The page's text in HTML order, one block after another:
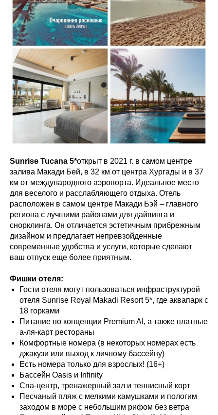
Sunrise Tucana 5*открыт в 2021 г. в самом центре
залива Макади Бей, в 32 км от центра Хургады и в 37
км от международного аэропорта. Идеальное место
для веселого и расслабляющего отдыха. Отель
расположен в самом центре Макади Бэй – главного
региона с лучшими районами для дайвинга и
снорклинга. Он отличается эстетичным прибрежным
дизайном и предлагает непревзойденные
современные удобства и услуги, которые сделают
ваш отпуск еще более приятным.
Фишки отеля:
Гости отеля могут пользоваться инфраструктурой
отеля Sunrise Royal Makadi Resort 5*, где аквапарк с
18 горками
Питание по концепции Premium AI, а также платные
а-ля-карт рестораны
Комфортные номера (в некоторых номерах есть
джакузи или выход к личному бассейну)
Есть номера только для взрослых! (16+)
Бассейн Oasis и Infinity
Спа-центр, тренажерный зал и теннисный корт
Песчаный пляж с мелкими камушками и пологим
заходом в море с небольшим рифом без ветра